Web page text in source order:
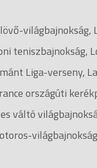
világbajnokság,
teniszbajnokság,
Liga-verseny,
országúti
váltó